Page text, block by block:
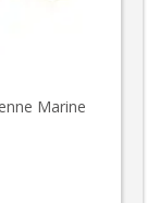
Marine